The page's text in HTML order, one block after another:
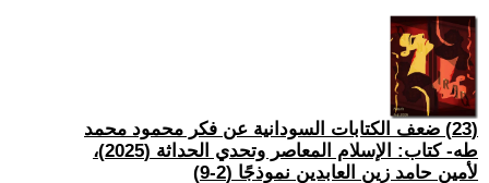
(23) ضعف الكتابات السودانية عن فكر محمود محمد
طه- كتاب: الإسلام المعاصر وتحدي الحداثة (2025)،
لأمين حامد زين العابدين نموذجًا (2-9)